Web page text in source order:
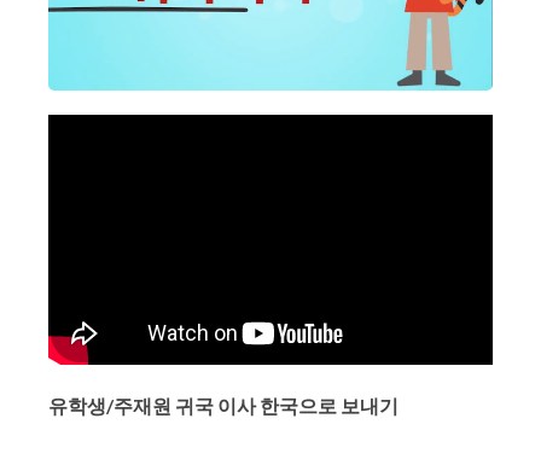
유학생/주재원 귀국 이사 한국으로 보내기